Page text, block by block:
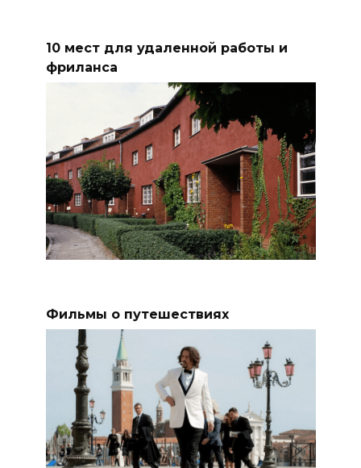
10 мест для удаленной работы и
фриланса
Фильмы о путешествиях